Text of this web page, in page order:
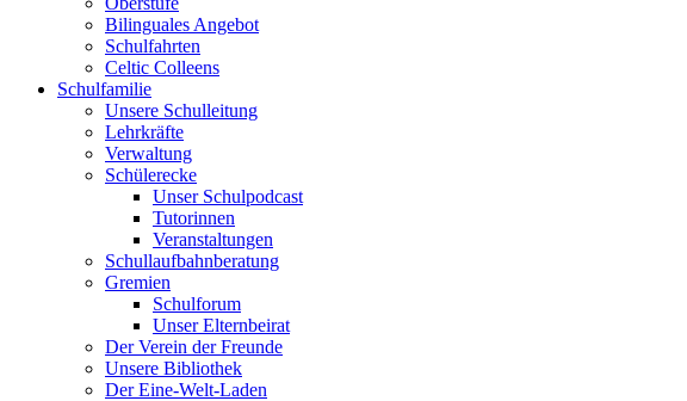
Bilinguales Angebot
Schulfahrten
Celtic Colleens
Schulfamilie
Unsere Schulleitung
Lehrkräfte
Verwaltung
Schülerecke
Unser Schulpodcast
Tutorinnen
Veranstaltungen
Schullaufbahnberatung
Gremien
Schulforum
Unser Elternbeirat
Der Verein der Freunde
Unsere Bibliothek
Der Eine-Welt-Laden